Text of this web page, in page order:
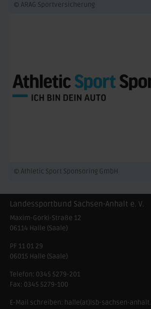
© ARAG Sportversicherung
© Athletic Sport Sponsoring GmbH
Landessportbund Sachsen-Anhalt e. V.
Maxim-Gorki-Straße 12
06114 Halle (Saale)
PF 11 01 29
06015 Halle (Saale)
Telefon: 0345 5279-201
Fax: 0345 5279-100
E-Mail schreiben: halle(at)lsb-sachsen-